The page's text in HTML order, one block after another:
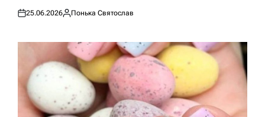
Оприлюднено
25.06.2026
Опубліковано
Понька Святослав